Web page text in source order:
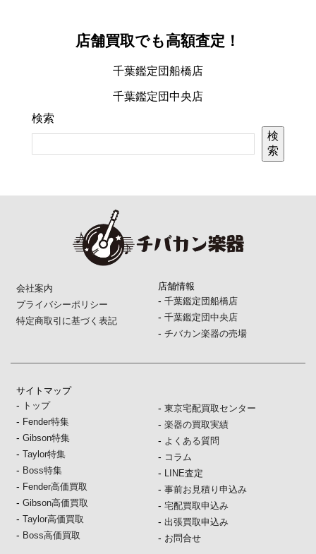
店舗買取でも高額査定！
千葉鑑定団船橋店
千葉鑑定団中央店
検索
検
索
会社案内
プライバシーポリシー
特定商取引に基づく表記
店舗情報
- 千葉鑑定団船橋店
- 千葉鑑定団中央店
- チバカン楽器の売場
サイトマップ
- トップ
- Fender特集
-Gibson特集
-Taylor特集
- Boss特集
- Fender高価買取
-Gibson高価買取
-Taylor高価買取
- Boss高価買取
- 東京宅配買取センター
- 楽器の買取実績
- よくある質問
- コラム
- LINE査定
- 事前お見積り申込み
- 宅配買取申込み
- 出張買取申込み
- お問合せ